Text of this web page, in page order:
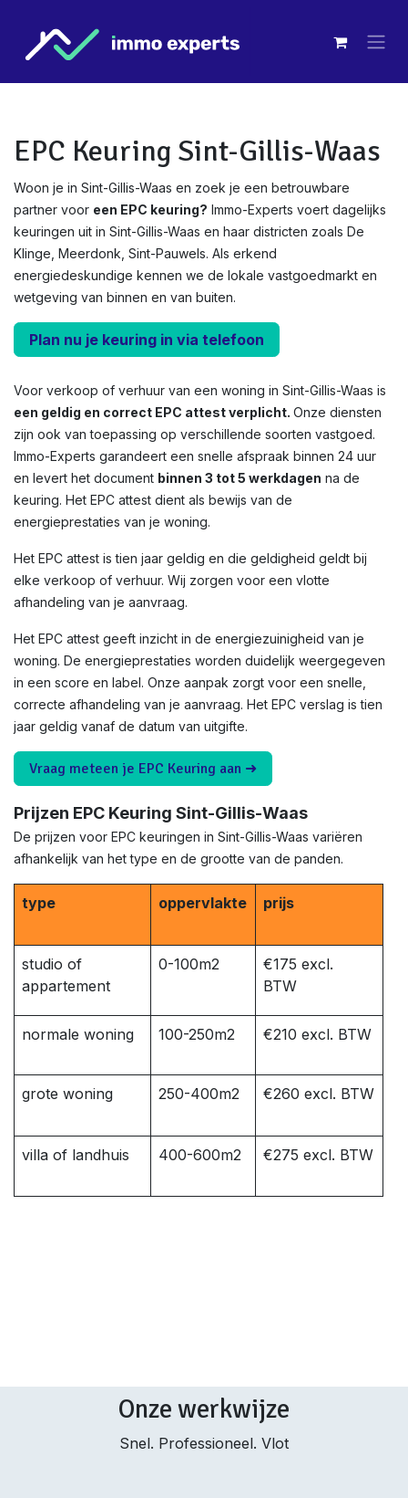
EPC Keuring Sint-Gillis-Waas
Woon je in Sint-Gillis-Waas en zoek je een betrouwbare
partner voor een EPC keuring? Immo-Experts voert dagelijks
keuringen uit in Sint-Gillis-Waas en haar districten zoals De
Klinge, Meerdonk, Sint-Pauwels. Als erkend
energiedeskundige kennen we de lokale vastgoedmarkt en
wetgeving van binnen en van buiten.
Plan nu je keuring in via telefoon
Voor verkoop of verhuur van een woning in Sint-Gillis-Waas is
een geldig en correct EPC attest verplicht. Onze diensten
zijn ook van toepassing op verschillende soorten vastgoed.
Immo-Experts garandeert een snelle afspraak binnen 24 uur
en levert het document binnen 3 tot 5 werkdagen na de
keuring. Het EPC attest dient als bewijs van de
energieprestaties van je woning.
Het EPC attest is tien jaar geldig en die geldigheid geldt bij
elke verkoop of verhuur. Wij zorgen voor een vlotte
afhandeling van je aanvraag.
Het EPC attest geeft inzicht in de energiezuinigheid van je
woning. De energieprestaties worden duidelijk weergegeven
in een score en label. Onze aanpak zorgt voor een snelle,
correcte afhandeling van je aanvraag. Het EPC verslag is tien
jaar geldig vanaf de datum van uitgifte.
Vraag meteen je EPC Keuring aan ➜
Prijzen EPC Keuring Sint-Gillis-Waas
De prijzen voor EPC keuringen in Sint-Gillis-Waas variëren
afhankelijk van het type en de grootte van de panden.
type oppervlakte prijs
studio of
appartement
0-100m2
€175 excl.
BTW
normale woning 100-250m2 €210 excl. BTW
grote woning 250-400m2 €260 excl. BTW
villa of landhuis 400-600m2 €275 excl. BTW
Onze werkwijze
Snel. Professioneel. Vlot